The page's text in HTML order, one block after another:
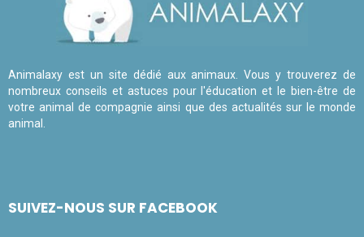
Animalaxy est un site dédié aux animaux. Vous y trouverez de
nombreux conseils et astuces pour l'éducation et le bien-être de
votre animal de compagnie ainsi que des actualités sur le monde
animal.
SUIVEZ-NOUS SUR FACEBOOK